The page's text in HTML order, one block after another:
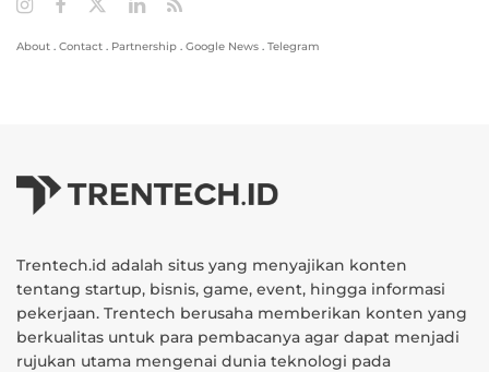
About . Contact . Partnership . Google News . Telegram
Trentech.id adalah situs yang menyajikan konten
tentang startup, bisnis, game, event, hingga informasi
pekerjaan. Trentech berusaha memberikan konten yang
berkualitas untuk para pembacanya agar dapat menjadi
rujukan utama mengenai dunia teknologi pada